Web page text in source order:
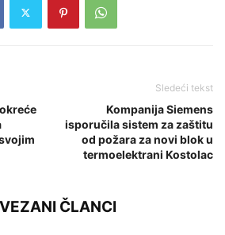
Sledeći tekst
Kompanija Siemens
isporučila sistem za zaštitu
od požara za novi blok u
termoelektrani Kostolac
ČLANCI